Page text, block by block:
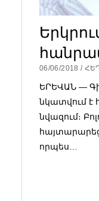
06/06/2018 /
ԵՐԵՎԱՆ —
նկատվում
նվազում։
որպես…